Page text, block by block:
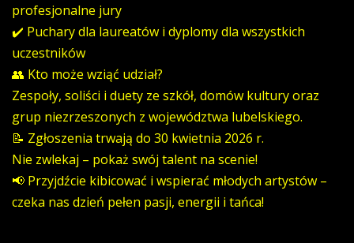
profesjonalne jury
✔️ Puchary dla laureatów i dyplomy dla wszystkich
uczestników
👥 Kto może wziąć udział?
Zespoły, soliści i duety ze szkół, domów kultury oraz
grup niezrzeszonych z województwa lubelskiego.
📝 Zgłoszenia trwają do 30 kwietnia 2026 r.
Nie zwlekaj – pokaż swój talent na scenie!
📢 Przyjdźcie kibicować i wspierać młodych artystów –
czeka nas dzień pełen pasji, energii i tańca!